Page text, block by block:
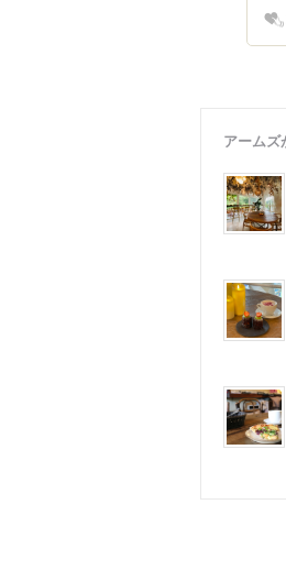
アームズ